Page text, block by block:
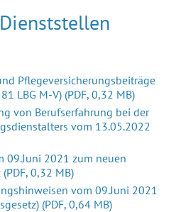
Pflegeversicherungsbeiträge
LBG M-V) (PDF, 0,32 MB)
von Berufserfahrung bei der
vom 13.05.2022
09.Juni 2021 zum neuen
(PDF, 0,32 MB)
vom 09.Juni 2021
(PDF, 0,64 MB)